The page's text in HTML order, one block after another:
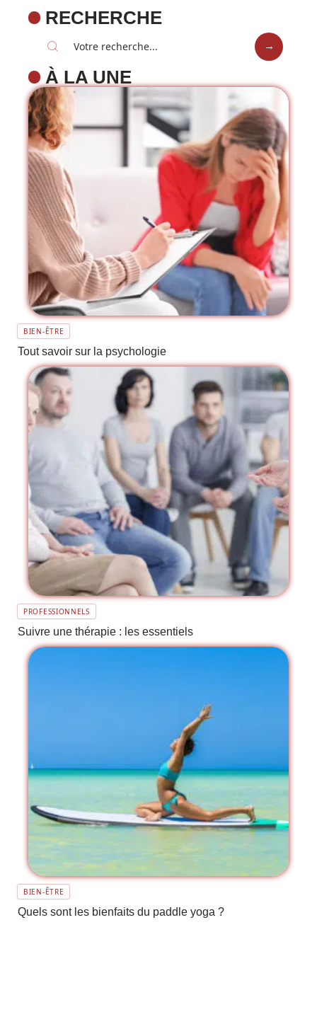
RECHERCHE
À LA UNE
BIEN-ÊTRE
Tout savoir sur la psychologie
PROFESSIONNELS
Suivre une thérapie : les essentiels
BIEN-ÊTRE
Quels sont les bienfaits du paddle yoga ?